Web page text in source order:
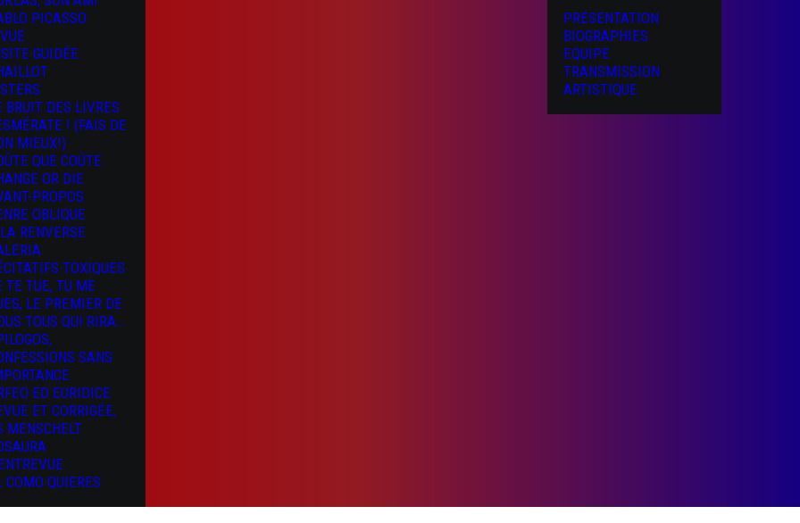
PICASSO
GUIDÉE
BRUIT DES LIVRES
! (FAIS DE
MIEUX!)
QUE COÛTE
OR DIE
PROPOS
OBLIQUE
RENVERSE
TOXIQUES
TE TUE, TU ME
LE PREMIER DE
TOUS QUI RIRA…
SANS
ED EURIDICE
ET CORRIGÉE,
MENSCHELT
COMO QUIERES
PRÉSENTATION
BIOGRAPHIES
EQUIPE
TRANSMISSION
ARTISTIQUE